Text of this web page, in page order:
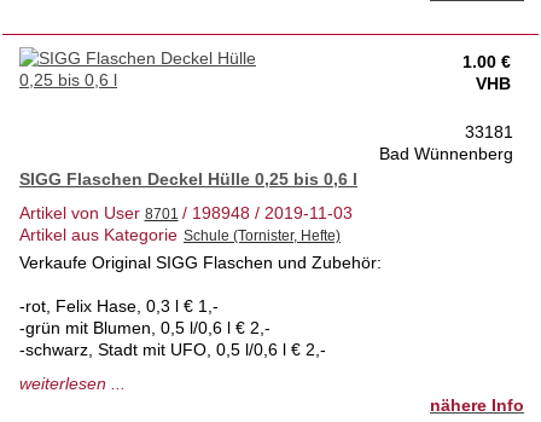
Tel. 01722337829
Privatverkauf, keine Garantie und Rücknahme
1.00 €
VHB
33181
Bad Wünnenberg
SIGG Flaschen Deckel Hülle 0,25 bis 0,6 l
Artikel von User
/ 198948 / 2019-11-03
Artikel aus Kategorie
Verkaufe Original SIGG Flaschen und Zubehör:
-rot, Felix Hase, 0,3 l € 1,-
-grün mit Blumen, 0,5 l/0,6 l € 2,-
-schwarz, Stadt mit UFO, 0,5 l/0,6 l € 2,-
Jeweils 2 teilig, also Flasche und Deckel
weiterlesen ...
nähere Info